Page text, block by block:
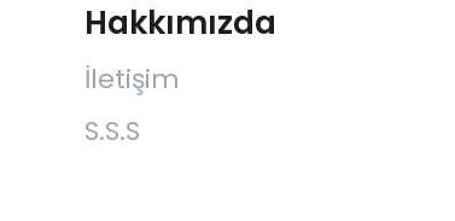
Hakkımızda
İletişim
S.S.S